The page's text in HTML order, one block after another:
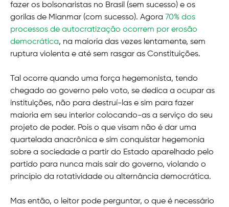
fazer os bolsonaristas no Brasil (sem sucesso) e os
gorilas de Mianmar (com sucesso). Agora 70% dos
processos de autocratização ocorrem por erosão
democrática, na maioria das vezes lentamente, sem
ruptura violenta e até sem rasgar as Constituições.
Tal ocorre quando uma força hegemonista, tendo
chegado ao governo pelo voto, se dedica a ocupar as
instituições, não para destruí-las e sim para fazer
maioria em seu interior colocando-as a serviço do seu
projeto de poder. Pois o que visam não é dar uma
quartelada anacrônica e sim conquistar hegemonia
sobre a sociedade a partir do Estado aparelhado pelo
partido para nunca mais sair do governo, violando o
princípio da rotatividade ou alternância democrática.
Mas então, o leitor pode perguntar, o que é necessário